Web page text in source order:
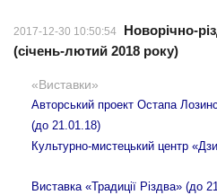
2017-12-30 10:50:54
Новорічно-
(січень-лютий 2018 року)
«Виставки»
Авторський проект Остапа
(до 21.01.18)
Культурно-мистецький центр
Виставка «Традиції Різдва» (до